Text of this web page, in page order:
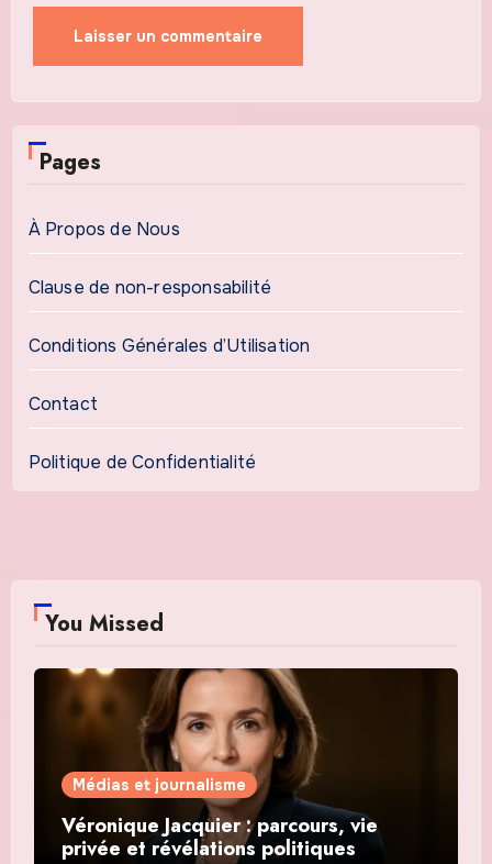
Pages
À Propos de Nous
Clause de non-responsabilité
Conditions Générales d’Utilisation
Contact
Politique de Confidentialité
You Missed
Médias et journalisme
Véronique Jacquier : parcours, vie
privée et révélations politiques